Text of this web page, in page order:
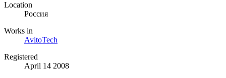
Location
Россия
Works in
AvitoTech
Registered
April 14 2008